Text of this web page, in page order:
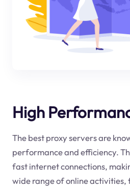
High
The best proxy servers are
performance and efficiency.
fast internet connections,
wide range of online activities,